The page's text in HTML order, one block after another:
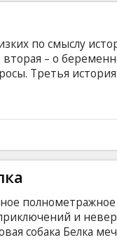
по смыслу
– о
Третья история
Всех этих людей
любви, верности и
языке с
полнометражное
и
собака Белка